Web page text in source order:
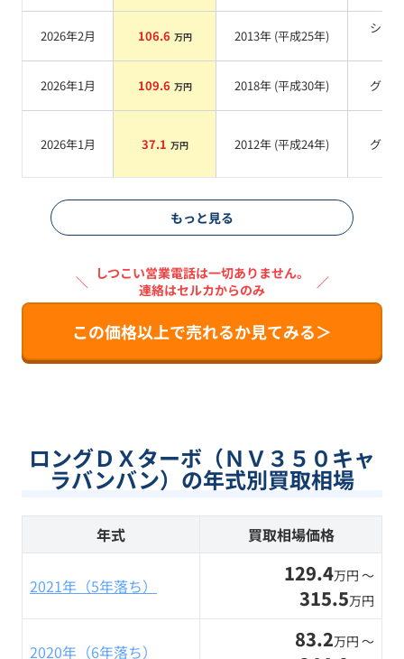
2026年2月 106.6 万円 2013年 (平成25年)
シル
2026年1月 109.6 万円 2018年 (平成30年) グレー
2026年1月 37.1 万円 2012年 (平成24年) グレー
もっと見る
＼ しつこい営業電話は一切ありません。
連絡はセルカからのみ
／
この価格以上で売れるか見てみる＞
ロングＤＸターボ（ＮＶ３５０キャ
ラバンバン）の年式別買取相場
年式 買取相場価格
2021年（5年落ち） 129.4万円 〜
315.5万円
2020年（6年落ち） 83.2万円 〜